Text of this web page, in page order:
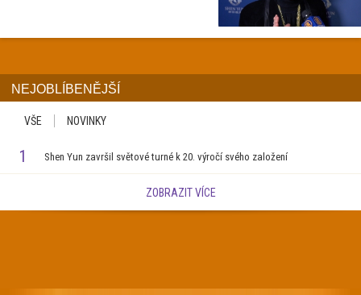
NEJOBLÍBENĚJŠÍ
VŠE NOVINKY
1 Shen Yun završil světové turné k 20. výročí svého založení
ZOBRAZIT VÍCE